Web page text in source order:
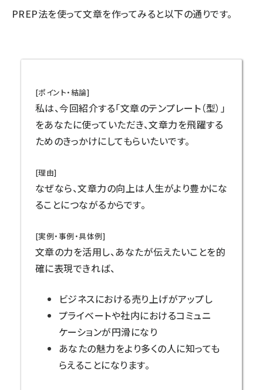
PREP法を使って文章を作ってみると以下の通りです。
[ポイント・結論]
私は、今回紹介する「文章のテンプレート（型）」
をあなたに使っていただき、文章力を飛躍する
ためのきっかけにしてもらいたいです。
[理由]
なぜなら、文章力の向上は人生がより豊かにな
ることにつながるからです。
[実例・事例・具体例]
文章の力を活用し、あなたが伝えたいことを的
確に表現できれば、
ビジネスにおける売り上げがアップし
プライベートや社内におけるコミュニ
ケーションが円滑になり
あなたの魅力をより多くの人に知っても
らえることになります。